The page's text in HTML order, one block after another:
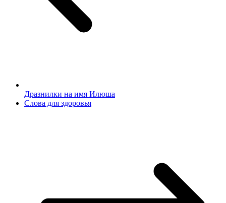
Дразнилки на имя Илюша
Слова для здоровья